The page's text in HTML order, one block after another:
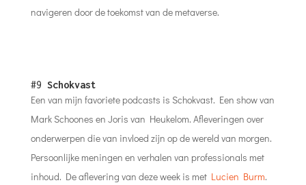
navigeren door de toekomst van de metaverse.
#9 Schokvast
Een van mijn favoriete podcasts is Schokvast. Een show van
Mark Schoones en Joris van Heukelom. Afleveringen over
onderwerpen die van invloed zijn op de wereld van morgen.
Persoonlijke meningen en verhalen van professionals met
inhoud. De aflevering van deze week is met Lucien Burm.